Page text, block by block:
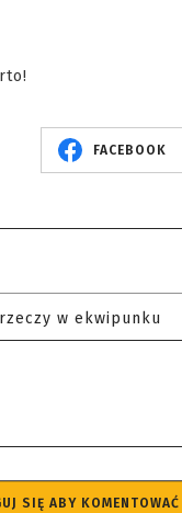
FACEBOOK
rzeczy w ekwipunku
SIĘ ABY KOMENTOWAĆ